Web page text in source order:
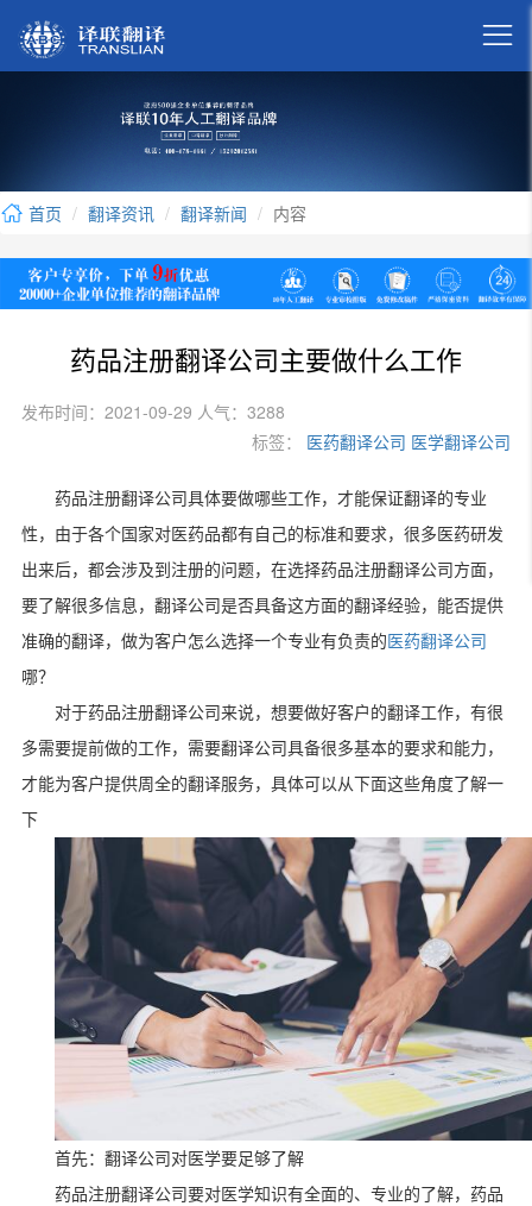

首页 翻译资讯 翻译新闻 内容
药品注册翻译公司主要做什么工作
发布时间：2021-09-29 人气：3288
标签：
医药翻译公司 医学翻译公司
药品注册翻译公司具体要做哪些工作，才能保证翻译的专业
性，由于各个国家对医药品都有自己的标准和要求，很多医药研发
出来后，都会涉及到注册的问题，在选择药品注册翻译公司方面，
要了解很多信息，翻译公司是否具备这方面的翻译经验，能否提供
准确的翻译，做为客户怎么选择一个专业有负责的 医药翻译公司
哪？
对于药品注册翻译公司来说，想要做好客户的翻译工作，有很
多需要提前做的工作，需要翻译公司具备很多基本的要求和能力，
才能为客户提供周全的翻译服务，具体可以从下面这些角度了解一
下
首先：翻译公司对医学要足够了解
药品注册翻译公司要对医学知识有全面的、专业的了解，药品